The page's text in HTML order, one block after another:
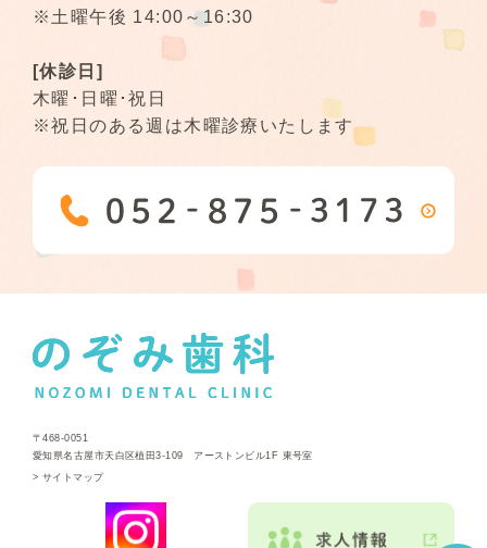
※土曜午後 14:00～16:30
[休診日]
木曜･日曜･祝日
※祝日のある週は木曜診療いたします
〒468-0051
愛知県名古屋市天白区植田3-109 アーストンビル1F 東号室
> サイトマップ